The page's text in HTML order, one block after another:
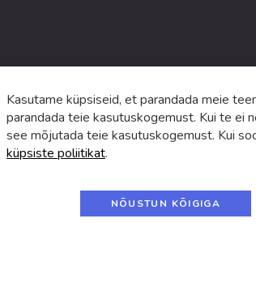
e
o
© 2024 SUVA.
Kasutame küpsiseid, et parandada meie
parandada teie kasutuskogemust. Kui te ei
see mõjutada teie kasutuskogemust. Kui
küpsiste poliitikat.
NÕUSTUN KÕIGIGA